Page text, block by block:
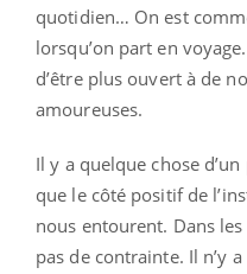
quotidien… On est
lorsqu’on part en
d’être plus ouvert à de
amoureuses.
Il y a quelque chose
que le côté positif de
nous entourent. Dans les
pas de contrainte. Il n’y